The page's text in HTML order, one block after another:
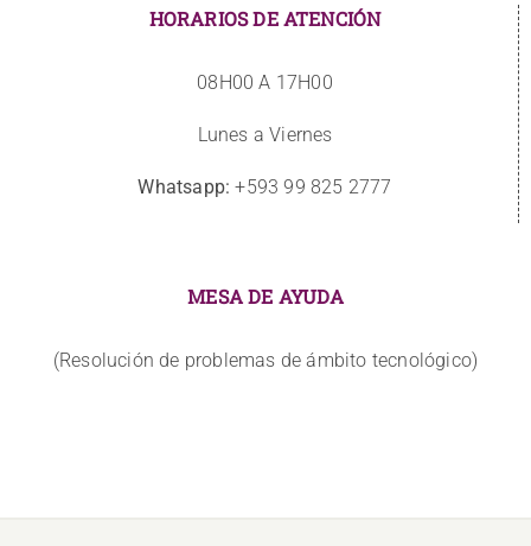
HORARIOS DE ATENCIÓN
08H00 A 17H00
Lunes a Viernes
Whatsapp: +593 99 825 2777
MESA DE AYUDA
(Resolución de problemas de ámbito tecnológico)